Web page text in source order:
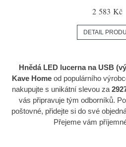
2 583 Kč
DETAIL
Hnědá LED lucerna na USB
Kave Homeod populárního
nakupujte s unikátní slevou za
vás připravuje tým odborníků.
poštovné, přidejte si do své
Přejeme vám